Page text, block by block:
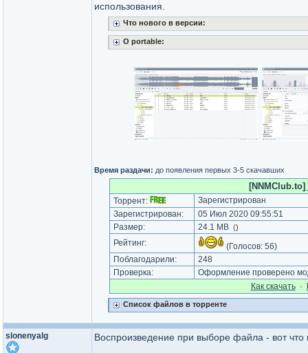
использования.
Что нового в версии:
O portable:
Время раздачи: до появления первых 3-5 скачавших
Торрент:
Зарегистрирован
Зарегистрирован:
05 Июл 2020 09:55:51
Размер:
24.1 MB ()
Рейтинг: (Голосов: 56)
Поблагодарили:
248
Проверка:
Оформление проверено
Как cкачать·
Список файлов в торренте
slonenyalg Воспроизведение при выборе файла - вот